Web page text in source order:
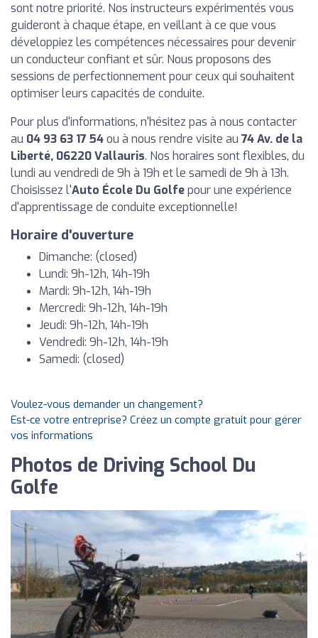
sont notre priorité. Nos instructeurs expérimentés vous
guideront à chaque étape, en veillant à ce que vous
développiez les compétences nécessaires pour devenir
un conducteur confiant et sûr. Nous proposons des
sessions de perfectionnement pour ceux qui souhaitent
optimiser leurs capacités de conduite.
Pour plus d'informations, n'hésitez pas à nous contacter
au 04 93 63 17 54ou à nous rendre visite au 74 Av. de la
Liberté, 06220 Vallauris. Nos horaires sont flexibles, du
lundi au vendredi de 9h à 19h et le samedi de 9h à 13h.
Choisissez l'Auto École Du Golfepour une expérience
d'apprentissage de conduite exceptionnelle!
Horaire d'ouverture
Dimanche: (closed)
Lundi: 9h-12h, 14h-19h
Mardi: 9h-12h, 14h-19h
Mercredi: 9h-12h, 14h-19h
Jeudi: 9h-12h, 14h-19h
Vendredi: 9h-12h, 14h-19h
Samedi: (closed)
Voulez-vous demander un changement?
Est-ce votre entreprise? Créez un compte gratuit pour gérer
vos informations
Photos de Driving School Du
Golfe